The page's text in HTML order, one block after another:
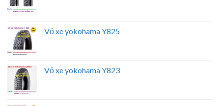
Vỏ xe yokohama Y825
Vỏ xe yokohama Y823